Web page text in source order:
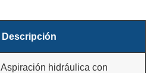
Descripción
Aspiración hidráulica con